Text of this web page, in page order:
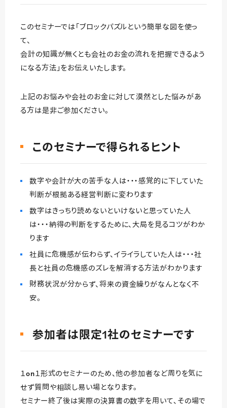
このセミナーでは「ブロックパズルという簡単な図を使っ
て、
会計の知識が無くとも会社のお金の流れを把握できるよう
になる方法」をお伝えいたします。
上記のお悩みや会社のお金に対して漠然とした悩みがあ
る方は是非ご参加ください。
このセミナーで得られるヒント
数字や会計が大の苦手な人は・・・感覚的に下していた
判断が根拠ある経営判断に変わります
数字はきっちり読めないといけないと思っていた人
は・・・納得の判断をするために、大局を見るコツがわか
ります
社員に危機感が伝わらず、イライラしていた人は・・・社
長と社員の危機感のズレを解消する方法がわかります
財務状況が分からず、将来の資金繰りがなんとなく不
安。
参加者は限定1社のセミナーです
１on１形式のセミナーのため、他の参加者など周りを気に
せず質問や相談し易い場となります。
セミナー終了後は実際の決算書の数字を用いて、その場で